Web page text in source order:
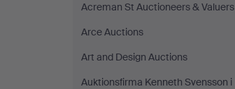
Acreman St Auctioneers & Valuers
Arce Auctions
Art and Design Auctions
Auktionsfirma Kenneth Svensson i